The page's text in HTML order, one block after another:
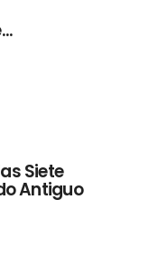
Siete
Antiguo